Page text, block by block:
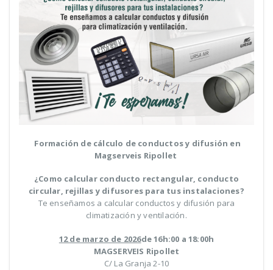
Formación de cálculo de conductos y difusión en
Magserveis Ripollet
¿Como calcular conducto rectangular, conducto
circular, rejillas y difusores para tus instalaciones?
Te enseñamos a calcular conductos y difusión para
climatización y ventilación.
12 de marzo de 2026de 16h:00 a 18:00h
MAGSERVEIS Ripollet
C/ La Granja 2-10